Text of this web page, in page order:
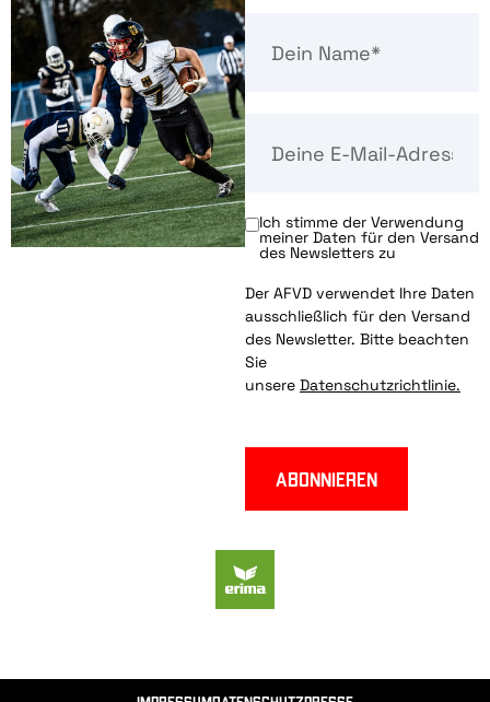
Ich stimme der Verwendung
meiner Daten für den Versand
des Newsletters zu
Der AFVD verwendet Ihre Daten
ausschließlich für den Versand
des Newsletter. Bitte beachten
Sie
unsere Datenschutzrichtlinie.
Abonnieren